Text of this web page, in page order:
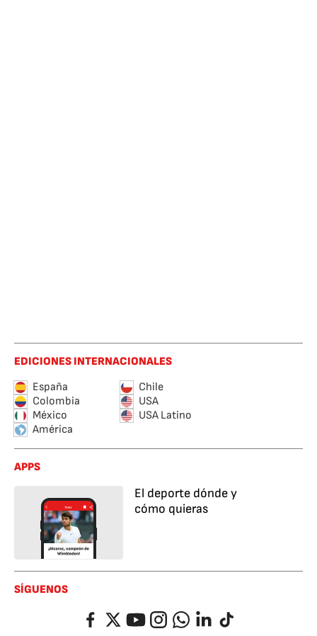
EDICIONES INTERNACIONALES
España
Chile
Colombia
USA
México
USA Latino
América
APPS
El deporte dónde y
cómo quieras
SÍGUENOS
FacebookTwitterYouTubeInstagramWhatsappLinkedIn
TikTok